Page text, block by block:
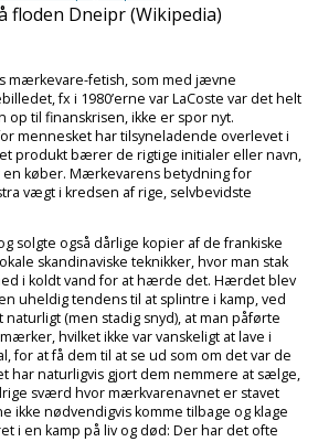
floden Dneipr (Wikipedia)
mærkevare-fetish, som med jævne
fx i 1980’erne var LaCoste var det helt
til finanskrisen, ikke er spor nyt.
mennesket har tilsyneladende overlevet i
produkt bærer de rigtige initialer eller navn,
køber. Mærkevarens betydning for
vægt i kredsen af rige, selvbevidste
solgte også dårlige kopier af de frankiske
skandinaviske teknikker, hvor man stak
i koldt vand for at hærde det. Hærdet blev
uheldig tendens til at splintre i kamp, ved
(men stadig snyd), at man påførte
hvilket ikke var vanskeligt at lave i
for at få dem til at se ud som om det var de
har naturligvis gjort dem nemmere at sælge,
sværd hvor mærkvarenavnet er stavet
ikke nødvendigvis komme tilbage og klage
i en kamp på liv og død: Der har det ofte